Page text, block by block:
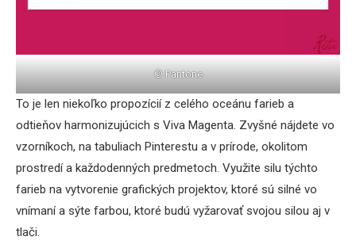
© Pantone
To je len niekoľko propozícií z celého oceánu farieb a
odtieňov harmonizujúcich s Viva Magenta. Zvyšné nájdete vo
vzorníkoch, na tabuliach Pinterestu a v prírode, okolitom
prostredí a každodenných predmetoch. Využite silu týchto
farieb na vytvorenie grafických projektov, ktoré sú silné vo
vnímaní a sýte farbou, ktoré budú vyžarovať svojou silou aj v
tlači.